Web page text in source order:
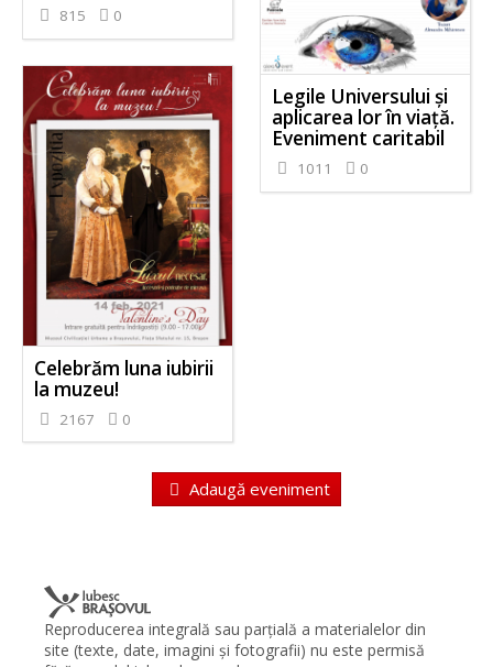
815 0
Legile Universului și
aplicarea lor în viață.
Eveniment caritabil
1011 0
Celebrăm luna iubirii
la muzeu!
2167 0
Adaugă eveniment
Reproducerea integrală sau parţială a materialelor din
site (texte, date, imagini şi fotografii) nu este permisă